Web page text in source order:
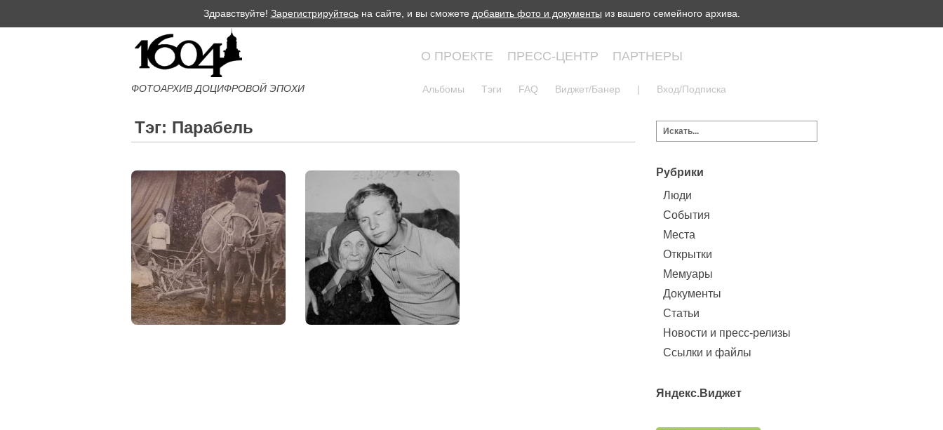
Здравствуйте! Зарегистрируйтесьна сайте, и вы сможете добавить фото и документы из вашего семейного архива.
ФОТОАРХИВ ДОЦИФРОВОЙ ЭПОХИ
О ПРОЕКТЕ ПРЕСС-ЦЕНТР ПАРТНЕРЫ
Альбомы Тэги FAQ Виджет/Банер | Вход/Подписка
Тэг: Парабель
Рубрики
Люди
События
Места
Открытки
Мемуары
Документы
Статьи
Новости и пресс-релизы
Ссылки и файлы
Яндекс.Виджет